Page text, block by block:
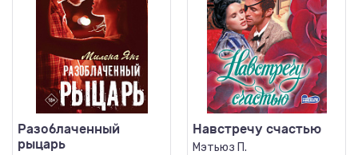
Разоблаченный
рыцарь
Навстречу счастью
Мэтьюз П.